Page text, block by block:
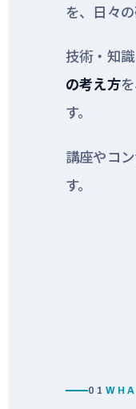
を、日々
技術・知識
の考え方
す。
講座やコ
す。
01